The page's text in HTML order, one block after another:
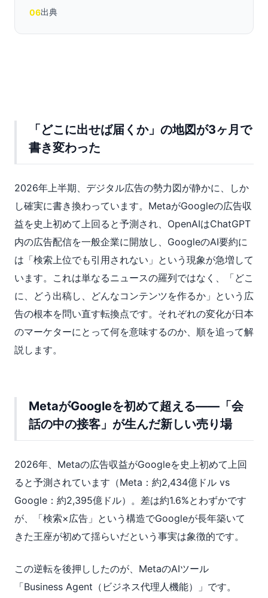
06出典
「どこに出せば届くか」の地図が3ヶ月で
書き変わった
2026年上半期、デジタル広告の勢力図が静かに、しか
し確実に書き換わっています。MetaがGoogleの広告収
益を史上初めて上回ると予測され、OpenAIはChatGPT
内の広告配信を一般企業に開放し、GoogleのAI要約に
は「検索上位でも引用されない」という現象が急増して
います。これは単なるニュースの羅列ではなく、「どこ
に、どう出稿し、どんなコンテンツを作るか」という広
告の根本を問い直す転換点です。それぞれの変化が日本
のマーケターにとって何を意味するのか、順を追って解
説します。
MetaがGoogleを初めて超える——「会
話の中の接客」が生んだ新しい売り場
2026年、Metaの広告収益がGoogleを史上初めて上回
ると予測されています（Meta：約2,434億ドル vs
Google：約2,395億ドル）。差は約1.6%とわずかです
が、「検索×広告」という構造でGoogleが長年築いて
きた王座が初めて揺らいだという事実は象徴的です。
この逆転を後押ししたのが、MetaのAIツール
「Business Agent（ビジネス代理人機能）」です。